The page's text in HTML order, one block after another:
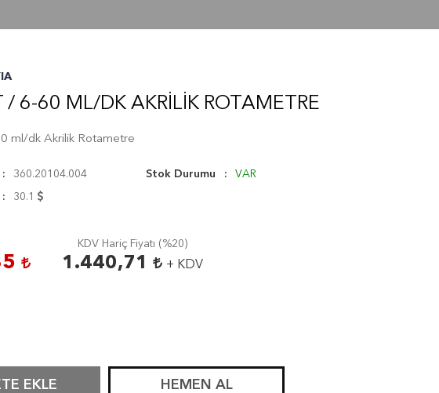
/ 6-60 ML/DK AKRILIK ROTAMETRE
ml/dk Akrilik Rotametre
360.20104.004 Stok Durumu VAR
30.1
KDV Hariç Fiyatı (%20)
1.440,71 + KDV
EKLE HEMEN AL